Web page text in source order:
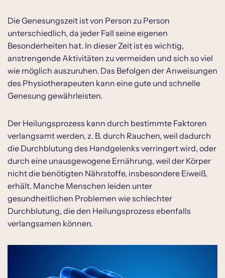
Die Genesungszeit ist von Person zu Person
unterschiedlich, da jeder Fall seine eigenen
Besonderheiten hat. In dieser Zeit ist es wichtig,
anstrengende Aktivitäten zu vermeiden und sich so viel
wie möglich auszuruhen. Das Befolgen der Anweisungen
des Physiotherapeuten kann eine gute und schnelle
Genesung gewährleisten.
Der Heilungsprozess kann durch bestimmte Faktoren
verlangsamt werden, z. B. durch Rauchen, weil dadurch
die Durchblutung des Handgelenks verringert wird, oder
durch eine unausgewogene Ernährung, weil der Körper
nicht die benötigten Nährstoffe, insbesondere Eiweiß,
erhält. Manche Menschen leiden unter
gesundheitlichen Problemen wie schlechter
Durchblutung, die den Heilungsprozess ebenfalls
verlangsamen können.